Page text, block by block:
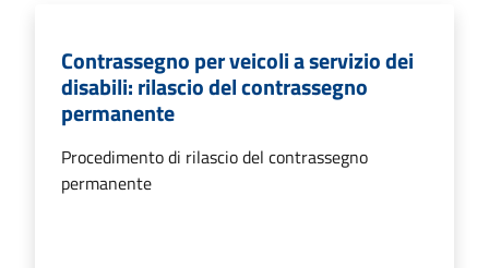
Contrassegno per veicoli a servizio dei
disabili: rilascio del contrassegno
permanente
Procedimento di rilascio del contrassegno
permanente